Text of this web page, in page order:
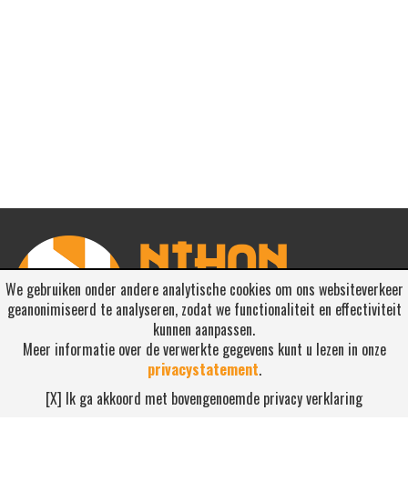
We gebruiken onder andere analytische cookies om ons websiteverkeer
geanonimiseerd te analyseren, zodat we functionaliteit en effectiviteit
kunnen aanpassen.
Meer informatie over de verwerkte gegevens kunt u lezen in onze
privacystatement.
[X] Ik ga akkoord met bovengenoemde privacy verklaring